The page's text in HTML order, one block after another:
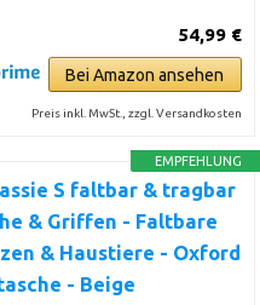
54,99 €
Bei Amazon ansehen
Preis inkl. MwSt., zzgl. Versandkosten
EMPFEHLUNG
S faltbar & tragbar
& Griffen - Faltbare
& Haustiere - Oxford
- Beige